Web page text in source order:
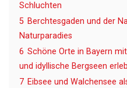
Schluchten
5 Berchtesgaden und der
Naturparadies
6 Schöne Orte in Bayern
und idyllische Bergseen
7 Eibsee und Walchensee